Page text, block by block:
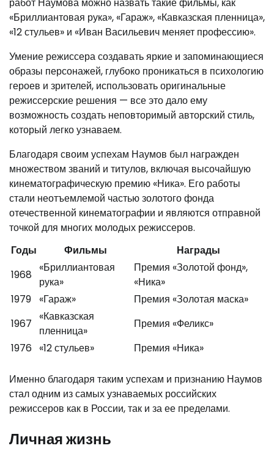
работ Наумова можно назвать такие фильмы, как
«Бриллиантовая рука», «Гараж», «Кавказская пленница»,
«12 стульев» и «Иван Васильевич меняет профессию».
Умение режиссера создавать яркие и запоминающиеся
образы персонажей, глубоко проникаться в психологию
героев и зрителей, использовать оригинальные
режиссерские решения — все это дало ему
возможность создать неповторимый авторский стиль,
который легко узнаваем.
Благодаря своим успехам Наумов был награжден
множеством званий и титулов, включая высочайшую
кинематографическую премию «Ника». Его работы
стали неотъемлемой частью золотого фонда
отечественной кинематографии и являются отправной
точкой для многих молодых режиссеров.
Годы
Фильмы
Награды
1968
«Бриллиантовая
рука»
Премия «Золотой фонд»,
«Ника»
1979
«Гараж»
Премия «Золотая маска»
1967
«Кавказская
пленница»
Премия «Феликс»
1976 «12 стульев» Премия «Ника»
Именно благодаря таким успехам и признанию Наумов
стал одним из самых узнаваемых российских
режиссеров как в России, так и за ее пределами.
Личная жизнь